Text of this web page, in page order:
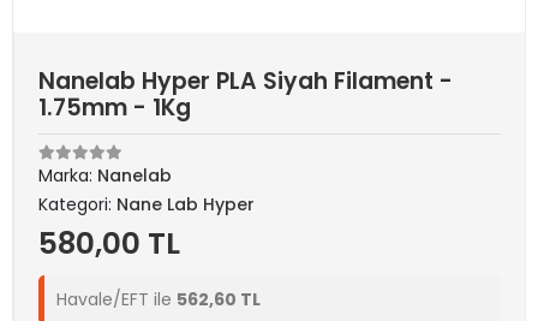
Nanelab Hyper PLA Siyah Filament -
1.75mm - 1Kg
Marka: Nanelab
Kategori: Nane Lab Hyper
580,00 TL
Havale/EFT ile 562,60 TL